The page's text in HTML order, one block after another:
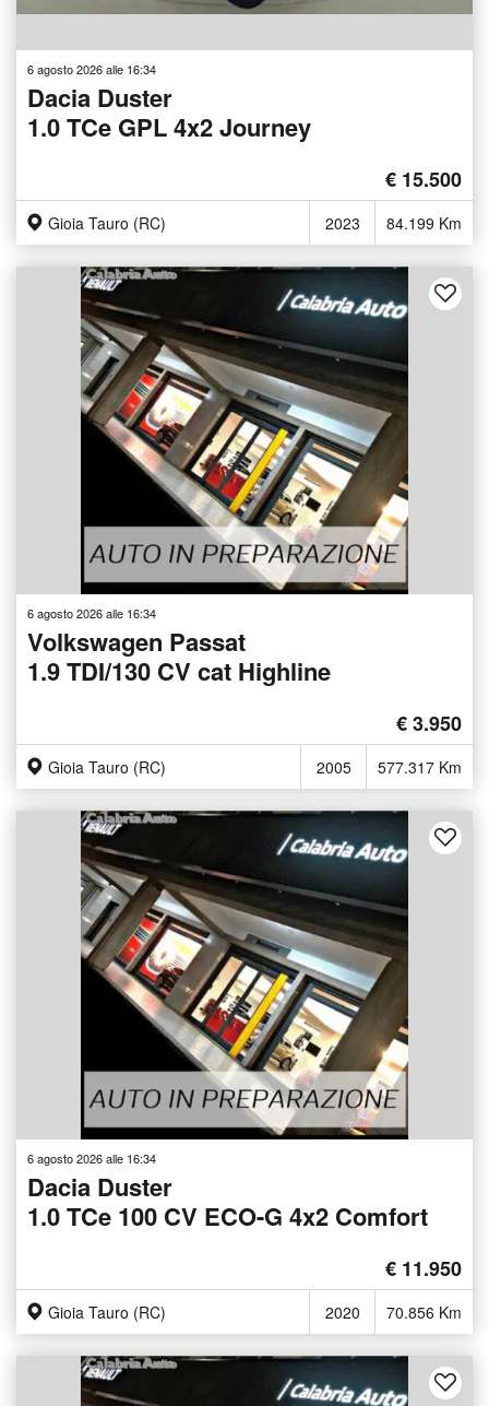
6 agosto 2026 alle 16:34
Dacia Duster
1.0 TCe GPL 4x2 Journey
€ 15.500
Gioia Tauro (RC) 2023 84.199 Km
6 agosto 2026 alle 16:34
Volkswagen Passat
1.9 TDI/130 CV cat Highline
€ 3.950
Gioia Tauro (RC) 2005 577.317 Km
6 agosto 2026 alle 16:34
Dacia Duster
1.0 TCe 100 CV ECO-G 4x2 Comfort
€ 11.950
Gioia Tauro (RC) 2020 70.856 Km